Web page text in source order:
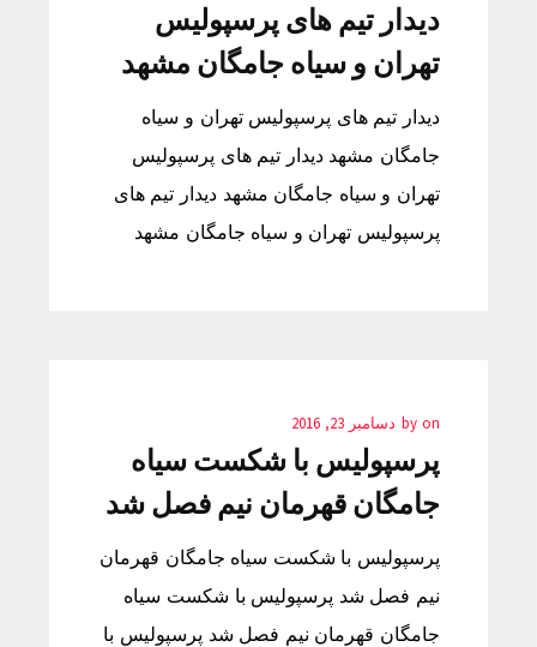
دیدار تیم های پرسپولیس
تهران و سیاه جامگان مشهد
دیدار تیم های پرسپولیس تهران و سیاه
جامگان مشهد دیدار تیم های پرسپولیس
تهران و سیاه جامگان مشهد دیدار تیم های
پرسپولیس تهران و سیاه جامگان مشهد
by on دسامبر 23, 2016
پرسپولیس با شکست سیاه
جامگان قهرمان نیم فصل شد
پرسپولیس با شکست سیاه جامگان قهرمان
نیم فصل شد پرسپولیس با شکست سیاه
جامگان قهرمان نیم فصل شد پرسپولیس با